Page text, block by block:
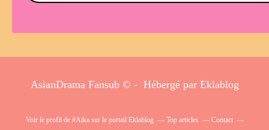
AsianDrama Fansub © - Hébergé par Eklablog
Voir le profil de #Aikasur le portail Eklablog Top articles
Contact